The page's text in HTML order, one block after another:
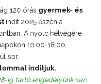
120 órás gyermek- és
indít 2025 őszén a
A nyolc hétvégére
10.00-18.00,
sor.
indítjuk.
ig tartó engedélyünk van